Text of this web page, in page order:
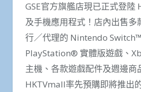
GSE官方旗艦店現已正式登陸
及手機應用程式！店內出售多
行／代理的 Nintendo
PlayStation® 實體版遊戲、
主機、各款遊戲配件及週邊商
HKTVmall率先預購即將推出